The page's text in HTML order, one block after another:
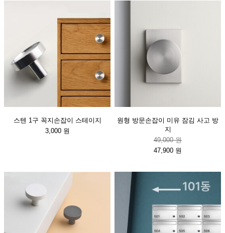
스텐 1구 꼭지손잡이 스테이지
3,000 원
원형 방문손잡이 미유 잠김 사고 방
지
49,000 원
47,900 원